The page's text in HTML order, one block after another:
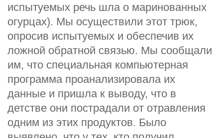
испытуемых речь шла о маринованных
огурцах). Мы осуществили этот трюк,
опросив испытуемых и обеспечив их
ложной обратной связью. Мы сообщали
им, что специальная компьютерная
программа проанализировала их
данные и пришла к выводу, что в
детстве они пострадали от отравления
одним из этих продуктов. Было